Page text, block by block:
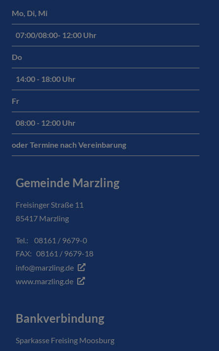
Mo, Di, Mi
07:00/08:00- 12:00 Uhr
Do
14:00 - 18:00 Uhr
Fr
08:00 - 12:00 Uhr
oder Termine nach Vereinbarung
Gemeinde Marzling
Freisinger Straße 11
85417 Marzling
Tel.: 08161 / 9679-0
FAX: 08161 / 9679-18
info@marzling.de
www.marzling.de
Bankverbindung
Sparkasse Freising Moosburg